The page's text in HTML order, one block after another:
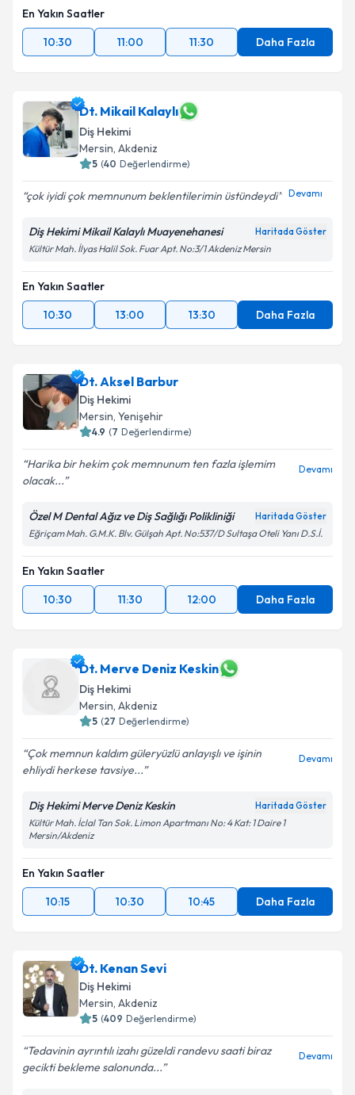
En Yakın Saatler
10:30
11:00 11:30 Daha Fazla
Dt. Mikail Kalaylı
Diş Hekimi
Mersin, Akdeniz
5 (40 Değerlendirme)
çok iyidi çok memnunum beklentilerimin üstündeydi Devamı
Diş Hekimi Mikail Kalaylı Muayenehanesi Haritada Göster
Kültür Mah. İlyas Halil Sok. Fuar Apt. No:3/1 Akdeniz Mersin
En Yakın Saatler
10:30
13:00 13:30 Daha Fazla
Dt. Aksel Barbur
Diş Hekimi
Mersin, Yenişehir
4.9 (7 Değerlendirme)
Harika bir hekim çok memnunum ten fazla işlemim
olacak...
Devamı
Özel M Dental Ağız ve Diş Sağlığı Polikliniği Haritada Göster
Eğriçam Mah. G.M.K. Blv. Gülşah Apt. No:537/D Sultaşa Oteli Yanı D.S.İ.
En Yakın Saatler
10:30
11:30 12:00 Daha Fazla
Dt. Merve Deniz Keskin
Diş Hekimi
Mersin, Akdeniz
5 (27 Değerlendirme)
Çok memnun kaldım güleryüzlü anlayışlı ve işinin
ehliydi herkese tavsiye...
Devamı
Diş Hekimi Merve Deniz Keskin Haritada Göster
Kültür Mah. İclal Tan Sok. Limon Apartmanı No: 4 Kat: 1 Daire 1
Mersin/Akdeniz
En Yakın Saatler
10:15
10:30 10:45 Daha Fazla
Dt. Kenan Sevi
Diş Hekimi
Mersin, Akdeniz
5 (409 Değerlendirme)
Tedavinin ayrıntılı izahı güzeldi randevu saati biraz
gecikti bekleme salonunda...
Devamı